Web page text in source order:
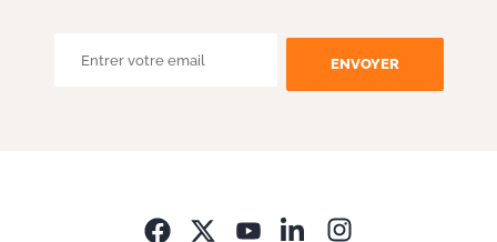
ENVOYER